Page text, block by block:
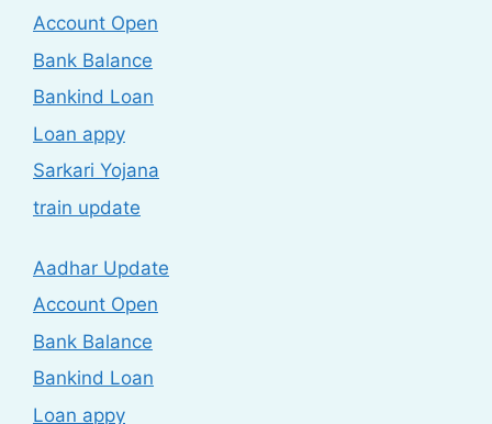
Account Open
Bank Balance
Bankind Loan
Loan appy
Sarkari Yojana
train update
Aadhar Update
Account Open
Bank Balance
Bankind Loan
Loan appy